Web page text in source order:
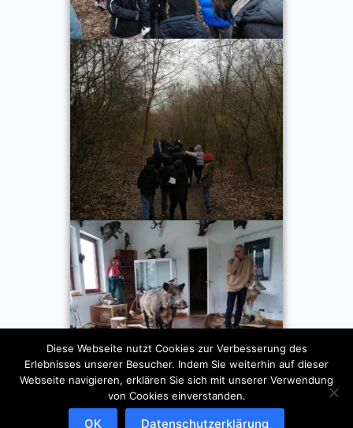
Diese Webseite nutzt Cookies zur Verbesserung des
Erlebnisses unserer Besucher. Indem Sie weiterhin auf dieser
Webseite navigieren, erklären Sie sich mit unserer Verwendung
von Cookies einverstanden.
OK Datenschutzerklärung